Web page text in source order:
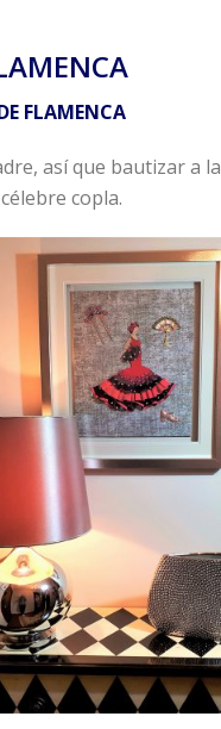
FLAMENCA
así que bautizar a la
copla.